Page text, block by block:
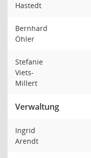
Hastedt
Bernhard
Öhler
Stefanie
Viets-
Millert
Verwaltung
Ingrid
Arendt